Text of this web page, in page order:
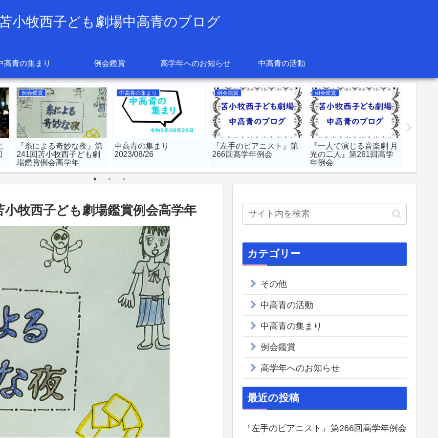
小牧西子ども劇場中高青のブログ
高青の集まり 例会鑑賞 高学年へのお知らせ 中高青の活動
例会鑑賞
『糸による奇妙な夜』第
241回苫小牧西子ども劇
場鑑賞例会高学年
中高青の集まり
中高青の集まり
2023/08/26
例会鑑賞
『左手のピアニスト』第
266回高学年例会
例会鑑賞
『一人で演じる音楽劇 月
光の二人』第261回高学
年例会
牧西子ども劇場鑑賞例会高学年
カテゴリー
その他
中高青の活動
中高青の集まり
例会鑑賞
高学年へのお知らせ
最近の投稿
『左手のピアニスト』第266回高学年例会